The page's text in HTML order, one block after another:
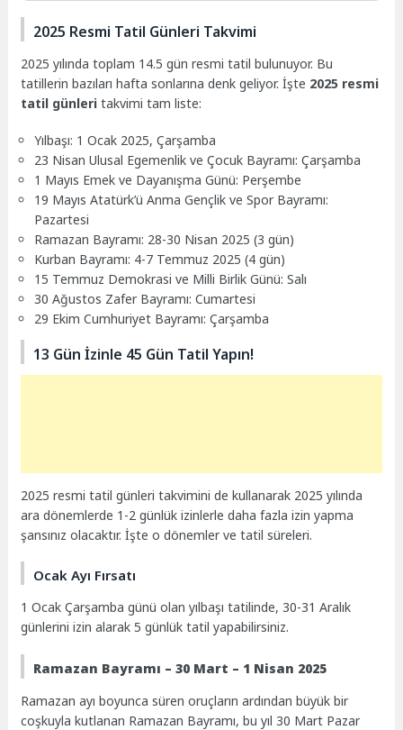
2025 Resmi Tatil Günleri Takvimi
2025 yılında toplam 14.5 gün resmi tatil bulunuyor. Bu
tatillerin bazıları hafta sonlarına denk geliyor. İşte 2025 resmi
tatil günleri takvimi tam liste:
Yılbaşı: 1 Ocak 2025, Çarşamba
23 Nisan Ulusal Egemenlik ve Çocuk Bayramı: Çarşamba
1 Mayıs Emek ve Dayanışma Günü: Perşembe
19 Mayıs Atatürk’ü Anma Gençlik ve Spor Bayramı:
Pazartesi
Ramazan Bayramı: 28-30 Nisan 2025 (3 gün)
Kurban Bayramı: 4-7 Temmuz 2025 (4 gün)
15 Temmuz Demokrasi ve Milli Birlik Günü: Salı
30 Ağustos Zafer Bayramı: Cumartesi
29 Ekim Cumhuriyet Bayramı: Çarşamba
13 Gün İzinle 45 Gün Tatil Yapın!
2025 resmi tatil günleri takvimini de kullanarak 2025 yılında
ara dönemlerde 1-2 günlük izinlerle daha fazla izin yapma
şansınız olacaktır. İşte o dönemler ve tatil süreleri.
Ocak Ayı Fırsatı
1 Ocak Çarşamba günü olan yılbaşı tatilinde, 30-31 Aralık
günlerini izin alarak 5 günlük tatil yapabilirsiniz.
Ramazan Bayramı – 30 Mart – 1 Nisan 2025
Ramazan ayı boyunca süren oruçların ardından büyük bir
coşkuyla kutlanan Ramazan Bayramı, bu yıl 30 Mart Pazar